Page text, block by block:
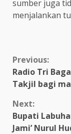
sumber juga
menjalankan
Continue
Reading
Previous:
Radio Tri
Takjil bagi
Next:
Bupati
Jami’ Nurul